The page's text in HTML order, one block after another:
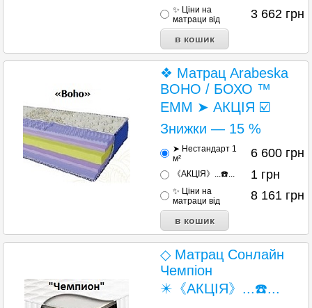
✨ Ціни на
матраци від
3 662 грн
❖ Матрац Arabeska
BOHO / БОХО ™
ЕММ ➤ АКЦІЯ ☑️
Знижки — 15 %
➤ Нестандарт 1
м²
6 600 грн
《АКЦІЯ》...☎️... 1 грн
✨ Ціни на
матраци від
8 161 грн
◇ Матрац Сонлайн
Чемпіон
✴️《АКЦІЯ》...☎️...